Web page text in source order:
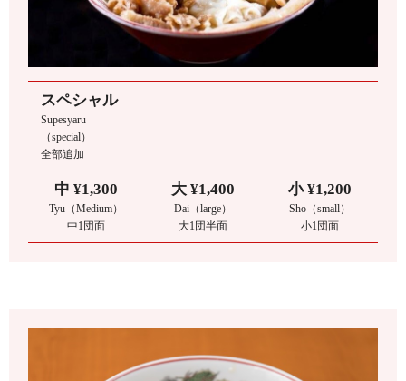
スペシャル
Supesyaru
（special）
全部追加
中 ¥1,300
Tyu（Medium）
中1団面
大 ¥1,400
Dai（large）
大1団半面
小 ¥1,200
Sho（small）
小1団面